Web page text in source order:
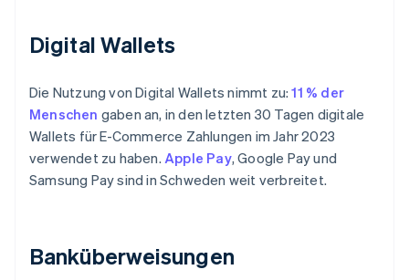
Digital Wallets
Die Nutzung von Digital Wallets nimmt zu:11 % der
Menschen gaben an, in den letzten 30 Tagen digitale
Wallets für E-Commerce Zahlungen im Jahr 2023
verwendet zu haben. Apple Pay, Google Pay und
Samsung Pay sind in Schweden weit verbreitet.
Banküberweisungen